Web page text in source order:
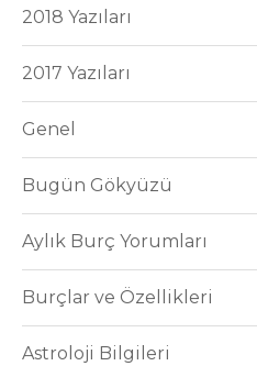
2018 Yazıları
2017 Yazıları
Genel
Bugün Gökyüzü
Aylık Burç Yorumları
Burçlar ve Özellikleri
Astroloji Bilgileri